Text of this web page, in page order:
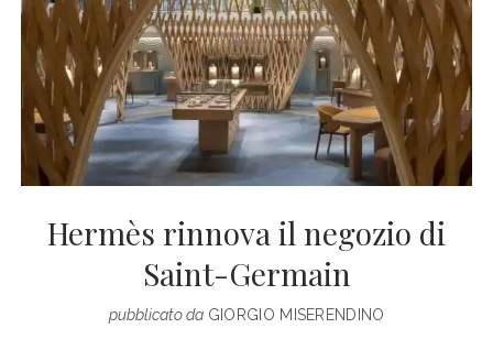
Hermès rinnova il negozio di
Saint-Germain
pubblicato daGIORGIO MISERENDINO